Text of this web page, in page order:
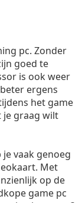
pc. Zonder
goed te
is ook weer
ergens
het game
je graag wilt
vaak genoeg
Met
op de
game pc